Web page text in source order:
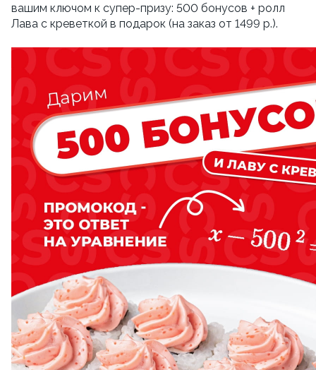
вашим ключом к супер-призу: 500 бонусов + ролл
Лава с креветкой в подарок (на заказ от 1499 р.).